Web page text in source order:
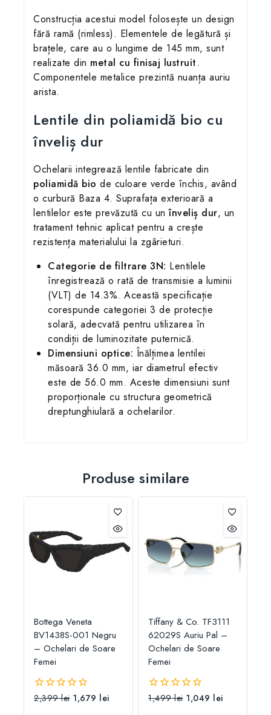
Construcția acestui model folosește un design
fără ramă (rimless). Elementele de legătură și
brațele, care au o lungime de 145 mm, sunt
realizate din metal cu finisaj lustruit.
Componentele metalice prezintă nuanța auriu
arista.
Lentile din poliamidă bio cu
înveliș dur
Ochelarii integrează lentile fabricate din
poliamidă bio de culoare verde închis, având
o curbură Baza 4. Suprafața exterioară a
lentilelor este prevăzută cu unînveliș dur, un
tratament tehnic aplicat pentru a crește
rezistența materialului la zgârieturi.
Categorie de filtrare 3N: Lentilele
înregistrează o rată de transmisie a luminii
(VLT) de 14.3%. Această specificație
corespunde categoriei 3 de protecție
solară, adecvată pentru utilizarea în
condiții de luminozitate puternică.
Dimensiuni optice: Înălțimea lentilei
măsoară 36.0 mm, iar diametrul efectiv
este de 56.0 mm. Aceste dimensiuni sunt
proporționale cu structura geometrică
dreptunghiulară a ochelarilor.
Produse similare
Bottega Veneta
BV1438S-001 Negru
– Ochelari de Soare
Femei
0
2,399lei 1,679 lei
Tiffany & Co. TF3111
62029S Auriu Pal –
Ochelari de Soare
Femei
0
1,499lei 1,049 lei